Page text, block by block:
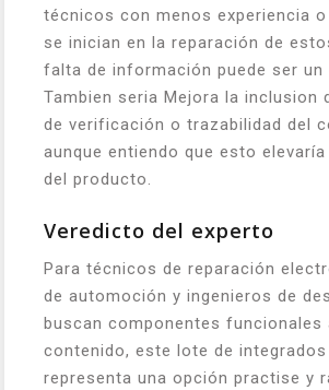
técnicos con menos experiencia o
se inician en la reparación de
falta de información puede ser un
Tambien seria Mejora la inclusion
de verificación o trazabilidad del
aunque entiendo que esto
del producto.
Veredicto del experto
Para técnicos de reparación
de automoción y ingenieros de
buscan componentes funcionales
contenido, este lote de integrados
representa una opción practise y